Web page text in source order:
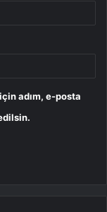
adım, e-posta